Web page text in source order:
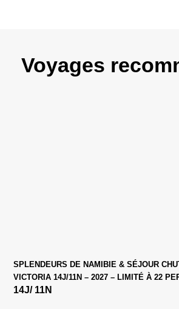
Voyages
SPLENDEURS DE NAMIBIE & SÉJOUR
VICTORIA 14J/11N – 2027 – LIMITÉ À 22
14J/ 11N